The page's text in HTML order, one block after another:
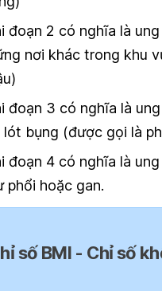
đoạn 2 có nghĩa là
nơi khác trong khu
đoạn 3 có nghĩa là
lót bụng (được gọi là
đoạn 4 có nghĩa là
phổi hoặc gan.
số BMI - Chỉ số